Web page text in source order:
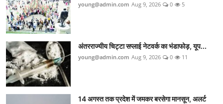
young@admin.com Aug 9, 2026 0 5
अंतरराज्यीय चिट्टा सप्लाई नेटवर्क का भंडाफोड़, यूप...
young@admin.com Aug 9, 2026 0 11
14 अगस्त तक प्रदेश में जमकर बरसेगा मानसून, अलर्ट